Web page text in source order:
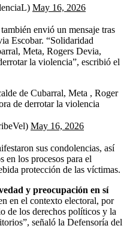
May 16, 2026
envió un mensaje tras
Escobar. “Solidaridad
Meta, Rogers Devia,
la violencia”, escribió el
de Cubarral, Meta , Roger
de derrotar la violencia
May 16, 2026
sus condolencias, así
en los procesos para el
protección de las víctimas.
y preocupación en sí
en el contexto electoral, por
de los derechos políticos y la
señaló la Defensoría del